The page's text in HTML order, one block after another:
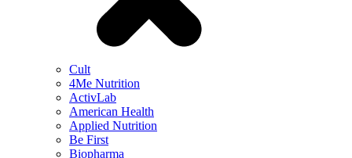
Cult
4Me Nutrition
ActivLab
American Health
Applied Nutrition
Be First
Biopharma